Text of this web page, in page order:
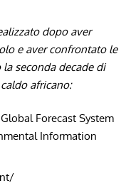
dopo aver
e aver confrontato le
seconda decade di
africano:
Global Forecast System
Information